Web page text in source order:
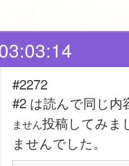
#2272
#2 は読んで同じ
ません投稿してみま
ませんでした。